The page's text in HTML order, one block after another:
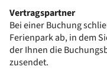
Vertragspartner
Bei einer Buchung
Ferienpark ab, in dem
der Ihnen die
zusendet.